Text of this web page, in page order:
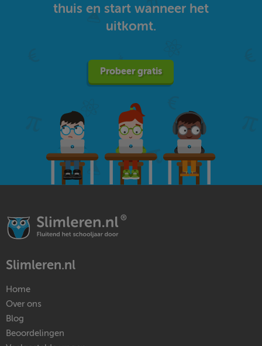
thuis en start wanneer het
uitkomt.
Probeer gratis
Slimleren.nl
Home
Over ons
Blog
Beoordelingen